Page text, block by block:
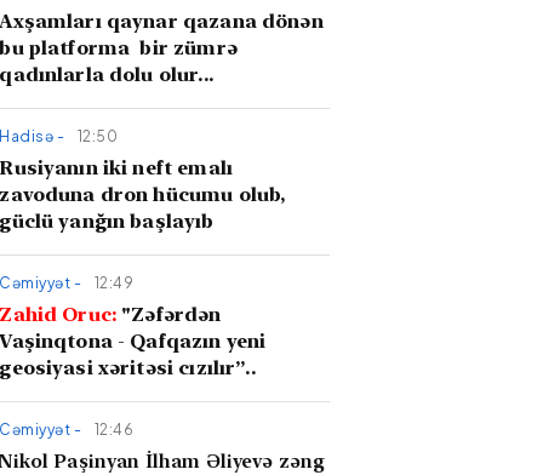
Axşamları qaynar qazana dönən
bu platforma bir zümrə
qadınlarla dolu olur...
Hadisə - 12:50
Rusiyanın iki neft emalı
zavoduna dron hücumu olub,
güclü yanğın başlayıb
Cəmiyyət - 12:49
Zahid Oruc: "Zəfərdən
Vaşinqtona - Qafqazın yeni
geosiyasi xəritəsi cızılır”..
Cəmiyyət - 12:46
Nikol Paşinyan İlham Əliyevə zəng